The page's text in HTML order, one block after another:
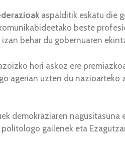
aspalditik eskatu die
beste
behar du gobernuaren
hori askoz ere
agerian uzten du
demokraziaren
gailenek eta